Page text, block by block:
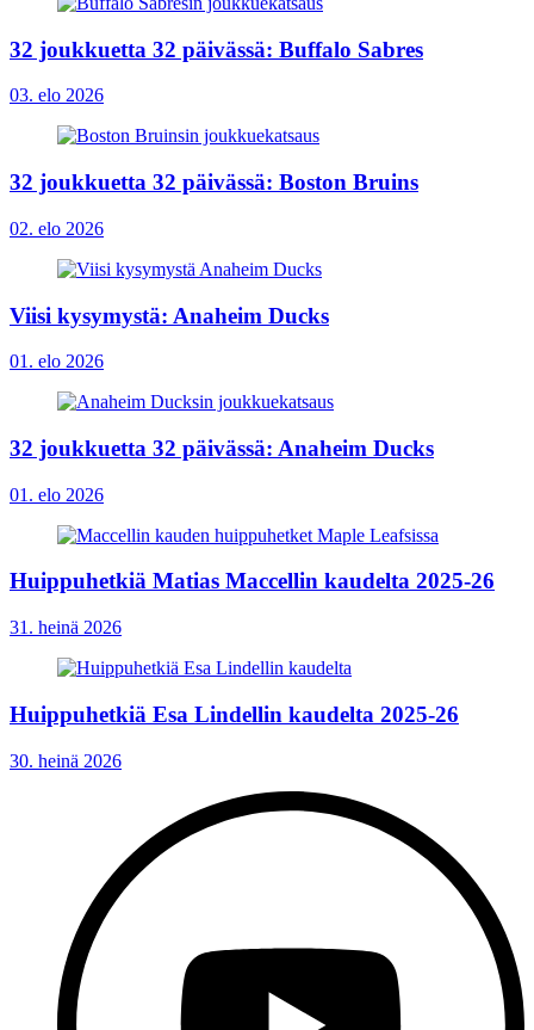
32 joukkuetta 32 päivässä: Buffalo Sabres
03. elo 2026
32 joukkuetta 32 päivässä: Boston Bruins
02. elo 2026
Viisi kysymystä: Anaheim Ducks
01. elo 2026
32 joukkuetta 32 päivässä: Anaheim Ducks
01. elo 2026
Huippuhetkiä Matias Maccellin kaudelta 2025-26
31. heinä 2026
Huippuhetkiä Esa Lindellin kaudelta 2025-26
30. heinä 2026